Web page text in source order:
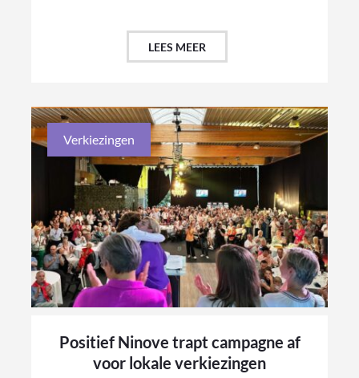
LEES MEER
Verkiezingen
Positief Ninove trapt campagne af
voor lokale verkiezingen